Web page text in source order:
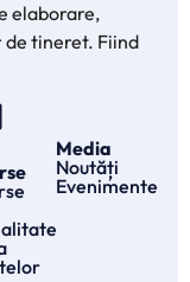
elaborare,
tineret. Fiind
Media
Noutăți
Evenimente